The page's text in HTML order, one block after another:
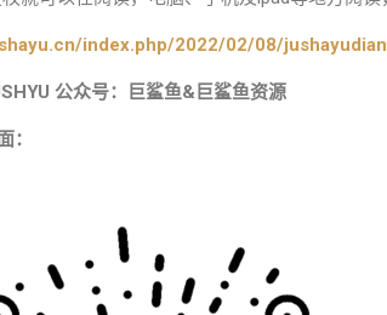
index.php/2022/02/08/
公众号：巨鲨鱼&巨鲨鱼资源
：